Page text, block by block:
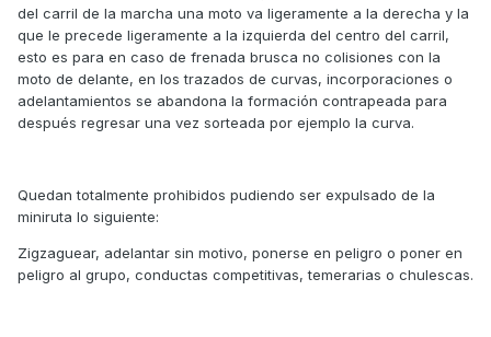
del carril de la marcha una moto va ligeramente a la derecha y la
que le precede ligeramente a la izquierda del centro del carril,
esto es para en caso de frenada brusca no colisiones con la
moto de delante, en los trazados de curvas, incorporaciones o
adelantamientos se abandona la formación contrapeada para
después regresar una vez sorteada por ejemplo la curva.
Quedan totalmente prohibidos pudiendo ser expulsado de la
miniruta lo siguiente:
Zigzaguear, adelantar sin motivo, ponerse en peligro o poner en
peligro al grupo, conductas competitivas, temerarias o chulescas.